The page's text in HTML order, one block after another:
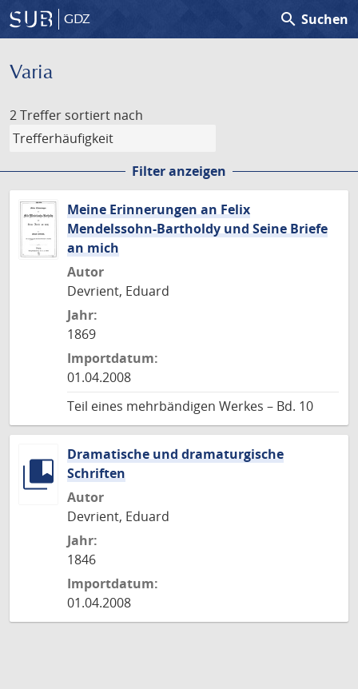
GDZ search Suchen
Varia
2 Treffer sortiert nach
Filter anzeigen
Meine Erinnerungen an Felix
Mendelssohn-Bartholdy und Seine Briefe
an mich
Autor
Devrient, Eduard
Jahr:
1869
Importdatum:
01.04.2008
Teil eines mehrbändigen Werkes – Bd. 10
Dramatische und dramaturgische
Schriften
Autor
Devrient, Eduard
Jahr:
1846
Importdatum:
01.04.2008